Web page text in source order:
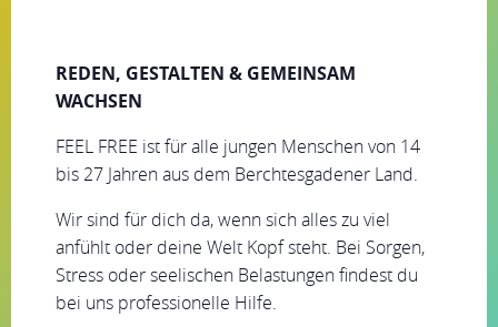
REDEN, GESTALTEN & GEMEINSAM
WACHSEN
FEEL FREE ist für alle jungen Menschen von 14
bis 27 Jahren aus dem Berchtesgadener Land.
Wir sind für dich da, wenn sich alles zu viel
anfühlt oder deine Welt Kopf steht. Bei Sorgen,
Stress oder seelischen Belastungen findest du
bei uns professionelle Hilfe.